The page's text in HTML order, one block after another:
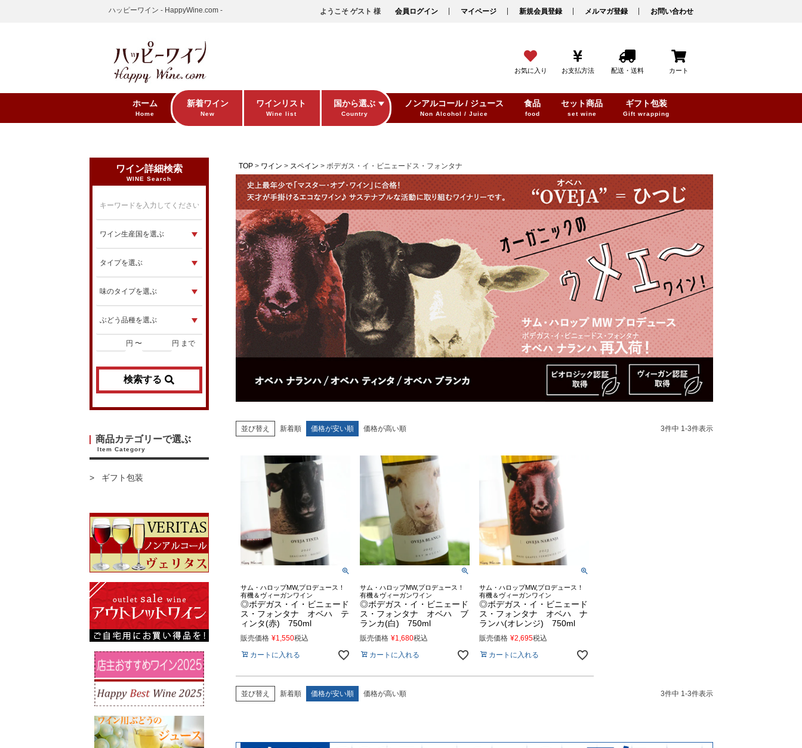
ハッピーワイン - HappyWine.com - ようこそ ゲスト 様 会員ログイン マイページ 新規会員登録 メルマガ登録 お問い合わせ
お気に入り お支払方法 配送・送料 カート
ホーム
Home
新着ワイン
New
ワインリスト
Wine list
国から選ぶ
Country
ノンアルコール / ジュース
Non Alcohol / Juice
食品
food
セット商品
set wine
ギフト包装
Gift wrapping
ワイン詳細検索
WINE Search
円 〜 円 まで
検索する
商品カテゴリーで選ぶ
Item Category
ギフト包装
TOP ワイン スペイン ボデガス・イ・ビニェードス・フォンタナ
並び替え 新着順 価格が安い順 価格が高い順 3件中 1 -3件表示
サム・ハロップMW,プロデュース！
有機＆ヴィーガンワイン
◎ボデガス・イ・ビニェード
ス・フォンタナ オベハ テ
ィンタ(赤) 750ml
販売価格 ¥1,550税込
カートに入れる
サム・ハロップMW,プロデュース！
有機＆ヴィーガンワイン
◎ボデガス・イ・ビニェード
ス・フォンタナ オベハ ブ
ランカ(白) 750ml
販売価格 ¥1,680税込
カートに入れる
サム・ハロップMW,プロデュース！
有機＆ヴィーガンワイン
◎ボデガス・イ・ビニェード
ス・フォンタナ オベハ ナ
ランハ(オレンジ) 750ml
販売価格 ¥2,695税込
カートに入れる
並び替え 新着順 価格が安い順 価格が高い順 3件中 1 -3件表示